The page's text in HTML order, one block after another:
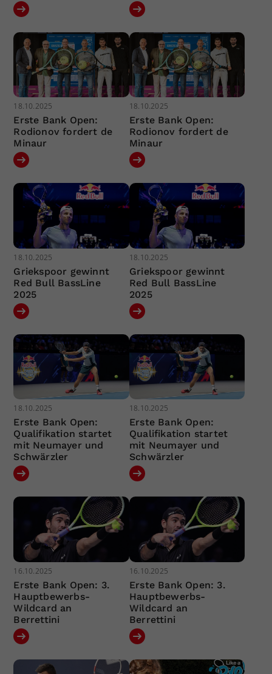
18.10.2025
Erste Bank Open:
Rodionov fordert de
Minaur
18.10.2025
Erste Bank Open:
Rodionov fordert de
Minaur
18.10.2025
Griekspoor gewinnt
Red Bull BassLine
2025
18.10.2025
Griekspoor gewinnt
Red Bull BassLine
2025
18.10.2025
Erste Bank Open:
Qualifikation startet
mit Neumayer und
Schwärzler
18.10.2025
Erste Bank Open:
Qualifikation startet
mit Neumayer und
Schwärzler
16.10.2025
Erste Bank Open: 3.
Hauptbewerbs-
Wildcard an
Berrettini
16.10.2025
Erste Bank Open: 3.
Hauptbewerbs-
Wildcard an
Berrettini